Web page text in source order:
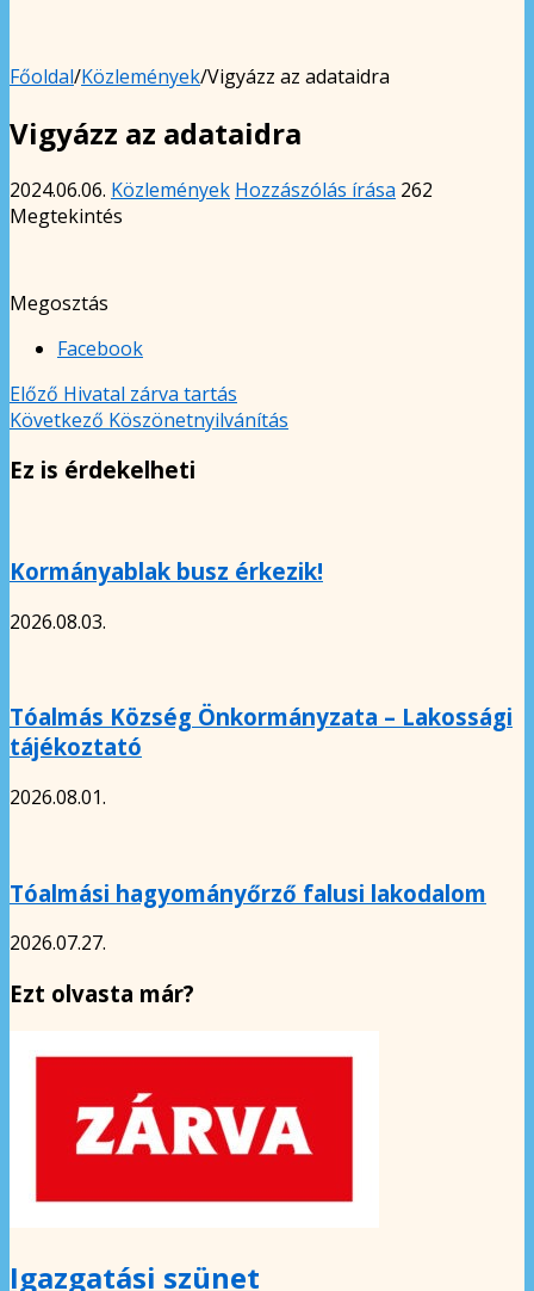
Főoldal/Közlemények/Vigyázz az adataidra
Vigyázz az adataidra
2024.06.06. Közlemények Hozzászólás írása 262
Megtekintés
Megosztás
Facebook
Előző Hivatal zárva tartás
Következő Köszönetnyilvánítás
Ez is érdekelheti
Kormányablak busz érkezik!
2026.08.03.
Tóalmás Község Önkormányzata – Lakossági
tájékoztató
2026.08.01.
Tóalmási hagyományőrző falusi lakodalom
2026.07.27.
Ezt olvasta már?
Igazgatási szünet